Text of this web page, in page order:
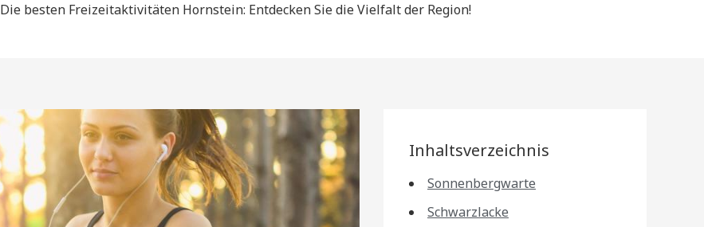
Die besten Freizeitaktivitäten Hornstein: Entdecken Sie die Vielfalt der Region!
Inhaltsverzeichnis
Sonnenbergwarte
Schwarzlacke